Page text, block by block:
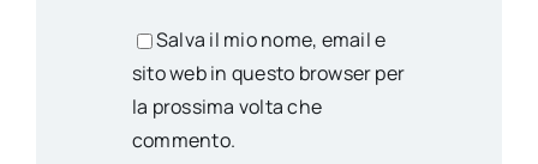
Salva il mio nome, email e
sito web in questo browser per
la prossima volta che
commento.